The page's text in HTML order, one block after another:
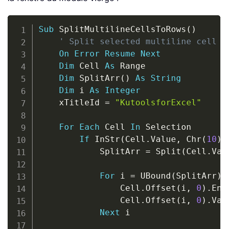
Sub SplitMultilineCellsToRows ( )
' Split selected multiline cell
On
Error Resume
Next
Dim Cell As Range
Dim SplitArr ( ) As
String
Dim i As
Integer
    xTitleId
= "KutoolsforExcel"
For Each Cell In Selection
If InStr ( Cell . Value , Chr ( 10 )
            SplitArr
= Split ( Cell .
For i = UBound ( SplitArr )
                Cell
. Offset ( i , 0 ) .
                Cell
. Offset ( i , 0 ) .
Next i
Copy